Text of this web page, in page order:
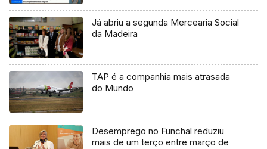
Já abriu a segunda Mercearia Social
da Madeira
TAP é a companhia mais atrasada
do Mundo
Desemprego no Funchal reduziu
mais de um terço entre março de